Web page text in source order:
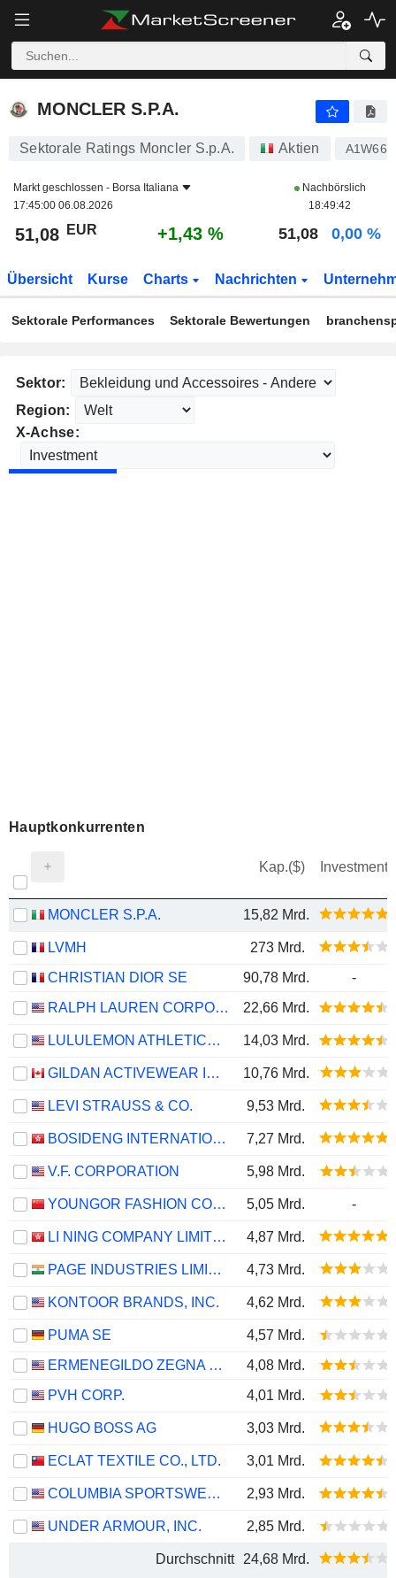
MONCLER S.P.A.
MONCLER S.P.A.
Sektorale Ratings Moncler S.p.A. Aktien
Markt geschlossen - Borsa Italiana
17:45:00 06.08.2026
Nachbörslich
18:49:42
51,08 EUR +1,43 % 51,08 0,00 %
Übersicht Kurse Charts Nachrichten
Sektorale Performances Sektorale Bewertungen
Sektor:
Region:
X-Achse:
Hauptkonkurrenten
Kap.($) Investment
MONCLER S.P.A. 15,82 Mrd.
LVMH
273 Mrd.
CHRISTIAN DIOR SE
90,78 Mrd.
-
RALPH LAUREN CORPORATION
22,66 Mrd.
LULULEMON ATHLETICA INC. 14,03 Mrd.
GILDAN ACTIVEWEAR INC. 10,76 Mrd.
LEVI STRAUSS & CO. 9,53 Mrd.
BOSIDENG INTERNATIONAL HOLDINGS LIMITED 7,27 Mrd.
V.F. CORPORATION 5,98 Mrd.
YOUNGOR FASHION CO., LTD. 5,05 Mrd. -
LI NING COMPANY LIMITED 4,87 Mrd.
PAGE INDUSTRIES LIMITED 4,73 Mrd.
KONTOOR BRANDS, INC. 4,62 Mrd.
PUMA SE
4,57 Mrd.
ERMENEGILDO ZEGNA N.V.
4,08 Mrd.
PVH CORP.
4,01 Mrd.
HUGO BOSS AG 3,03 Mrd.
ECLAT TEXTILE CO., LTD. 3,01 Mrd.
COLUMBIA SPORTSWEAR COMPANY 2,93 Mrd.
UNDER ARMOUR, INC. 2,85 Mrd.
Durchschnitt
24,68 Mrd.